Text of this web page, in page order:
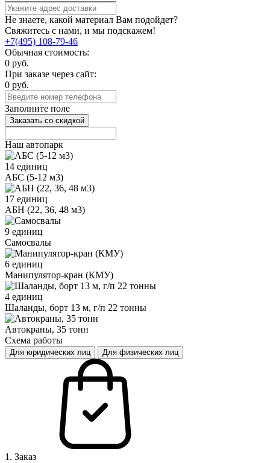
Не знаете, какой материал Вам подойдет?
Свяжитесь с нами, и мы подскажем!
+7(495) 108-79-46
Обычная стоимость:
0 руб.
При заказе через сайт:
0 руб.
Заполните поле
Заказать со скидкой
Наш автопарк
14 единиц
АБС (5-12 м3)
17 единиц
АБН (22, 36, 48 м3)
9 единиц
Самосвалы
6 единиц
Манипулятор-кран (КМУ)
4 единиц
Шаланды, борт 13 м, г/п 22 тонны
Автокраны, 35 тонн
Схема работы
Для юридических лиц Для физических лиц
1. Заказ